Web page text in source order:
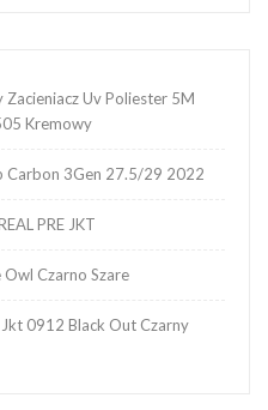
Uv Poliester 5M
Kremowy
Carbon 3Gen 27.5/29 2022
PRE JKT
Czarno Szare
0912 Black Out Czarny